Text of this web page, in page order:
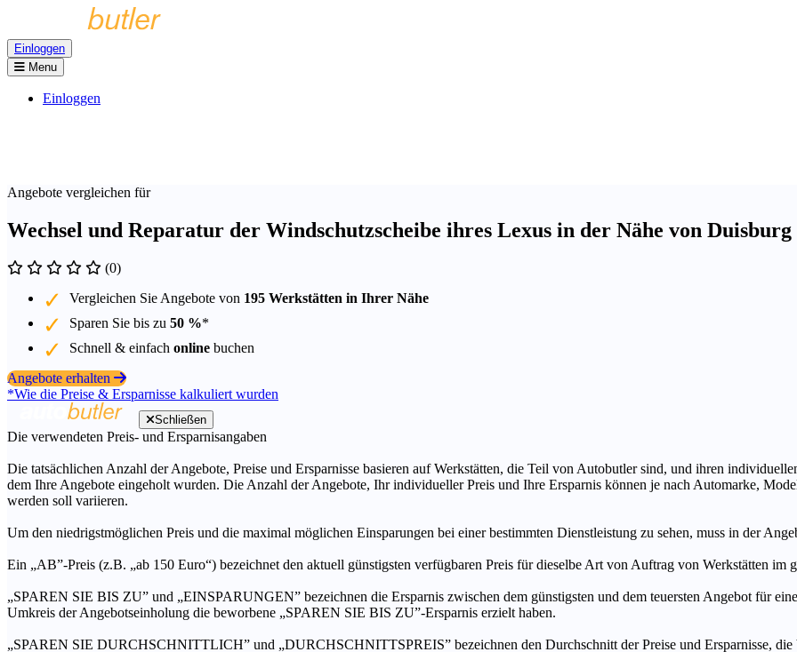
Einloggen
Menu
Einloggen
Angebote vergleichen für
Wechsel und Reparatur der Windschutzscheibe ihres Lexus in der Nähe von Duisburg
(0)
Vergleichen Sie Angebote von 195 Werkstätten in Ihrer Nähe
Sparen Sie bis zu 50 %*
Schnell & einfach online buchen
Angebote erhalten
*Wie die Preise & Ersparnisse kalkuliert wurden
Schließen
Die verwendeten Preis- und Ersparnisangaben
Die tatsächlichen Anzahl der Angebote, Preise und Ersparnisse basieren auf Werkstätten, die Teil von Autobutler sind, und ihren
dem Ihre Angebote eingeholt wurden. Die Anzahl der Angebote, Ihr individueller Preis und Ihre Ersparnis können je nach Automarke,
werden soll variieren.
Um den niedrigstmöglichen Preis und die maximal möglichen Einsparungen bei einer bestimmten Dienstleistung zu sehen, muss in der
Ein „AB”-Preis (z.B. „ab 150 Euro“) bezeichnet den aktuell günstigsten verfügbaren Preis für dieselbe Art von Auftrag von Werkstätten im
„SPAREN SIE BIS ZU” und „EINSPARUNGEN” bezeichnen die Ersparnis zwischen dem günstigsten und dem teuersten Angebot für
Umkreis der Angebotseinholung die beworbene „SPAREN SIE BIS ZU”-Ersparnis erzielt haben.
„SPAREN SIE DURCHSCHNITTLICH” und „DURCHSCHNITTSPREIS” bezeichnen den Durchschnitt der Preise und Ersparnisse,